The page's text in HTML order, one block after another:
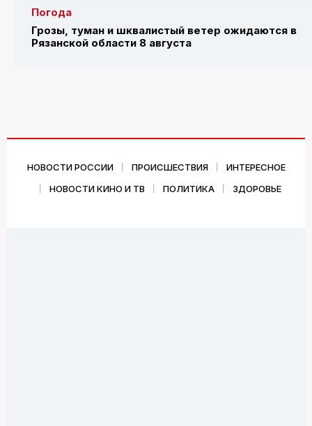
Погода
Грозы, туман и шквалистый ветер ожидаются в
Рязанской области 8 августа
НОВОСТИ РОССИИ ПРОИСШЕСТВИЯ
ИНТЕРЕСНОЕ
НОВОСТИ КИНО И ТВ
ПОЛИТИКА ЗДОРОВЬЕ